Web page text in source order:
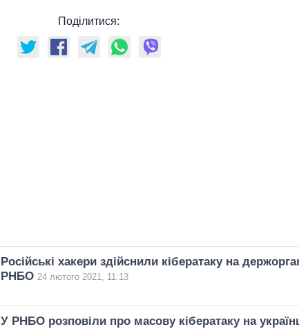
Поділитися:
Російські хакери здійснили кібератаку на
РНБО 24 лютого 2021, 11:13
У РНБО розповіли про масову кібератаку на